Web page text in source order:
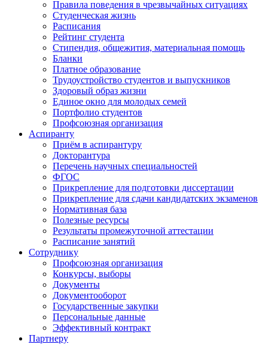
Правила поведения в чрезвычайных ситуациях
Студенческая жизнь
Расписания
Рейтинг студента
Стипендия, общежития, материальная помощь
Бланки
Платное образование
Трудоустройство студентов и выпускников
Здоровый образ жизни
Единое окно для молодых семей
Портфолио студентов
Профсоюзная организация
Аспиранту
Приём в аспирантуру
Докторантура
Перечень научных специальностей
ФГОС
Прикрепление для подготовки диссертации
Прикрепление для сдачи кандидатских экзаменов
Нормативная база
Полезные ресурсы
Результаты промежуточной аттестации
Расписание занятий
Сотруднику
Профсоюзная организация
Конкурсы, выборы
Документы
Документооборот
Государственные закупки
Персональные данные
Эффективный контракт
Партнеру